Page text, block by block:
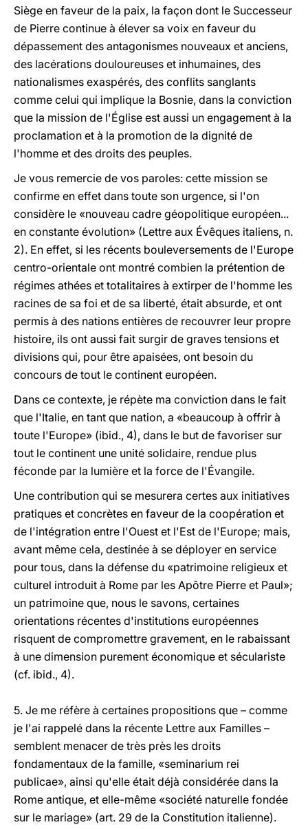
Siège en faveur de la paix, la façon dont le Successeur
de Pierre continue à élever sa voix en faveur du
dépassement des antagonismes nouveaux et anciens,
des lacérations douloureuses et inhumaines, des
nationalismes exaspérés, des conflits sanglants
comme celui qui implique la Bosnie, dans la conviction
que la mission de l'Église est aussi un engagement à la
proclamation et à la promotion de la dignité de
l'homme et des droits des peuples.
Je vous remercie de vos paroles: cette mission se
confirme en effet dans toute son urgence, si l'on
considère le «nouveau cadre géopolitique européen...
en constante évolution» (Lettre aux Évêques italiens, n.
2). En effet, si les récents bouleversements de l'Europe
centro-orientale ont montré combien la prétention de
régimes athées et totalitaires à extirper de l'homme les
racines de sa foi et de sa liberté, était absurde, et ont
permis à des nations entières de recouvrer leur propre
histoire, ils ont aussi fait surgir de graves tensions et
divisions qui, pour être apaisées, ont besoin du
concours de tout le continent européen.
Dans ce contexte, je répète ma conviction dans le fait
que l'Italie, en tant que nation, a «beaucoup à offrir à
toute l'Europe» (ibid., 4), dans le but de favoriser sur
tout le continent une unité solidaire, rendue plus
féconde par la lumière et la force de l'Évangile.
Une contribution qui se mesurera certes aux initiatives
pratiques et concrètes en faveur de la coopération et
de l'intégration entre l'Ouest et l'Est de l'Europe; mais,
avant même cela, destinée à se déployer en service
pour tous, dans la défense du «patrimoine religieux et
culturel introduit à Rome par les Apôtre Pierre et Paul»;
un patrimoine que, nous le savons, certaines
orientations récentes d'institutions européennes
risquent de compromettre gravement, en le rabaissant
à une dimension purement économique et séculariste
(cf. ibid., 4).
5. Je me réfère à certaines propositions que – comme
je l'ai rappelé dans la récente Lettre aux Familles –
semblent menacer de très près les droits
fondamentaux de la famille, «seminarium rei
publicae», ainsi qu'elle était déjà considérée dans la
Rome antique, et elle-même «société naturelle fondée
sur le mariage» (art. 29 de la Constitution italienne).